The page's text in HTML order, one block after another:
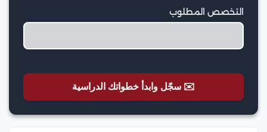
التخصص المطلوب
✉️ سجّل وابدأ خطواتك الدراسية